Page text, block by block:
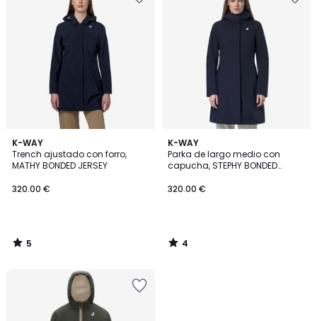
K-WAY
Trench ajustado con forro,
MATHY BONDED JERSEY
320.00 €
5
/
5
5
/
K-WAY
Parka de largo medio con
capucha, STEPHY BONDED
320.00 €
4
/
5
4
/